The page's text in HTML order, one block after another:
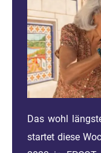
Das wohl
startet diese